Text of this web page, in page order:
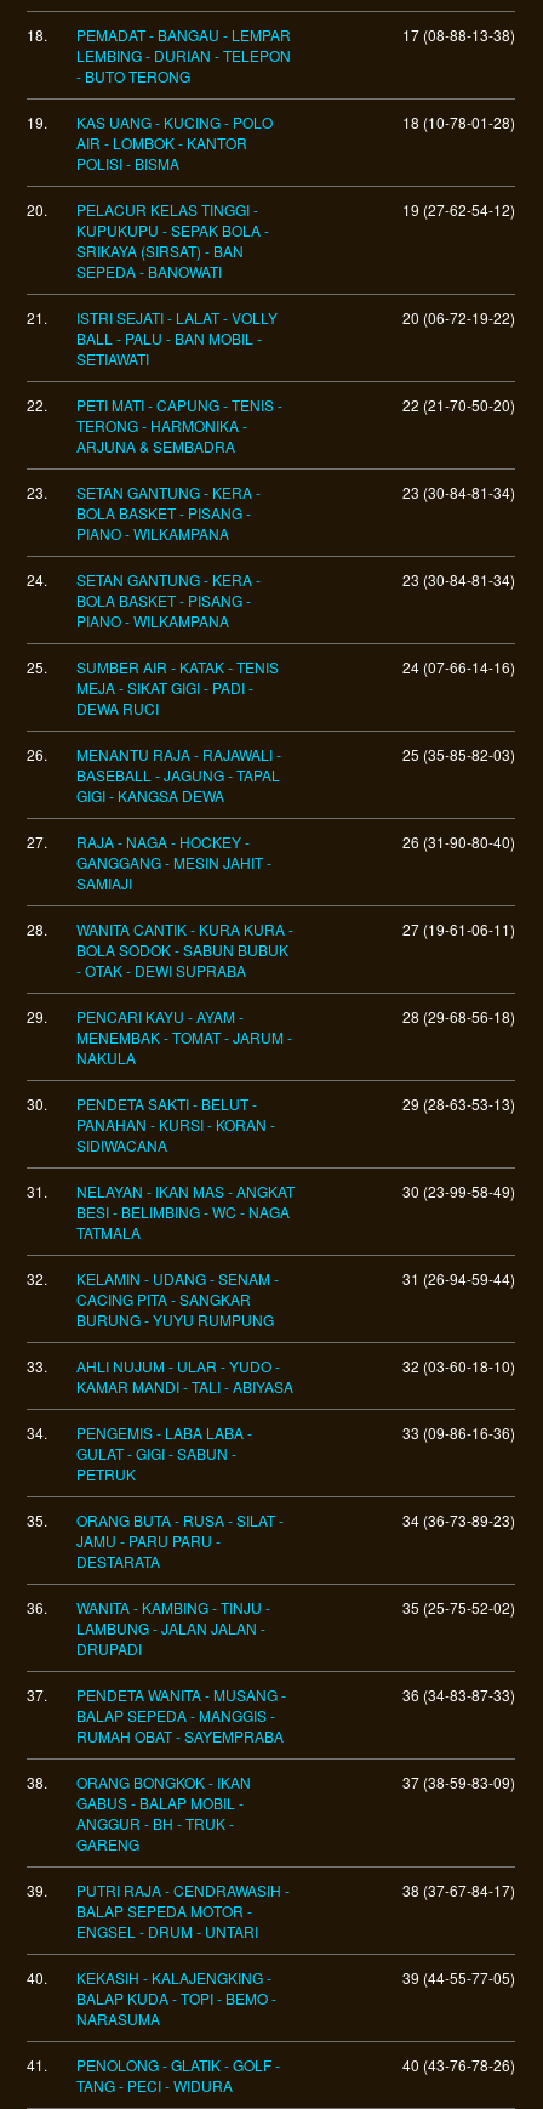
18.
PEMADAT - BANGAU - LEMPAR
LEMBING - DURIAN - TELEPON
- BUTO TERONG
17 (08-88-13-38)
19.
KAS UANG - KUCING - POLO
AIR - LOMBOK - KANTOR
POLISI - BISMA
18 (10-78-01-28)
20.
PELACUR KELAS TINGGI -
KUPUKUPU - SEPAK BOLA -
SRIKAYA (SIRSAT) - BAN
SEPEDA - BANOWATI
19 (27-62-54-12)
21.
ISTRI SEJATI - LALAT - VOLLY
BALL - PALU - BAN MOBIL -
SETIAWATI
20 (06-72-19-22)
22.
PETI MATI - CAPUNG - TENIS -
TERONG - HARMONIKA -
ARJUNA & SEMBADRA
22 (21-70-50-20)
23.
SETAN GANTUNG - KERA -
BOLA BASKET - PISANG -
PIANO - WILKAMPANA
23 (30-84-81-34)
24.
SETAN GANTUNG - KERA -
BOLA BASKET - PISANG -
PIANO - WILKAMPANA
23 (30-84-81-34)
25.
SUMBER AIR - KATAK - TENIS
MEJA - SIKAT GIGI - PADI -
DEWA RUCI
24 (07-66-14-16)
26.
MENANTU RAJA - RAJAWALI -
BASEBALL - JAGUNG - TAPAL
GIGI - KANGSA DEWA
25 (35-85-82-03)
27.
RAJA - NAGA - HOCKEY -
GANGGANG - MESIN JAHIT -
SAMIAJI
26 (31-90-80-40)
28.
WANITA CANTIK - KURA KURA -
BOLA SODOK - SABUN BUBUK
- OTAK - DEWI SUPRABA
27 (19-61-06-11)
29.
PENCARI KAYU - AYAM -
MENEMBAK - TOMAT - JARUM -
NAKULA
28 (29-68-56-18)
30.
PENDETA SAKTI - BELUT -
PANAHAN - KURSI - KORAN -
SIDIWACANA
29 (28-63-53-13)
31.
NELAYAN - IKAN MAS - ANGKAT
BESI - BELIMBING - WC - NAGA
TATMALA
30 (23-99-58-49)
32.
KELAMIN - UDANG - SENAM -
CACING PITA - SANGKAR
BURUNG - YUYU RUMPUNG
31 (26-94-59-44)
33.
AHLI NUJUM - ULAR - YUDO -
KAMAR MANDI - TALI - ABIYASA
32 (03-60-18-10)
34.
PENGEMIS - LABA LABA -
GULAT - GIGI - SABUN -
PETRUK
33 (09-86-16-36)
35.
ORANG BUTA - RUSA - SILAT -
JAMU - PARU PARU -
DESTARATA
34 (36-73-89-23)
36.
WANITA - KAMBING - TINJU -
LAMBUNG - JALAN JALAN -
DRUPADI
35 (25-75-52-02)
37.
PENDETA WANITA - MUSANG -
BALAP SEPEDA - MANGGIS -
RUMAH OBAT - SAYEMPRABA
36 (34-83-87-33)
38.
ORANG BONGKOK - IKAN
GABUS - BALAP MOBIL -
ANGGUR - BH - TRUK -
GARENG
37 (38-59-83-09)
39.
PUTRI RAJA - CENDRAWASIH -
BALAP SEPEDA MOTOR -
ENGSEL - DRUM - UNTARI
38 (37-67-84-17)
40.
KEKASIH - KALAJENGKING -
BALAP KUDA - TOPI - BEMO -
NARASUMA
39 (44-55-77-05)
41.
PENOLONG - GLATIK - GOLF -
TANG - PECI - WIDURA
40 (43-76-78-26)